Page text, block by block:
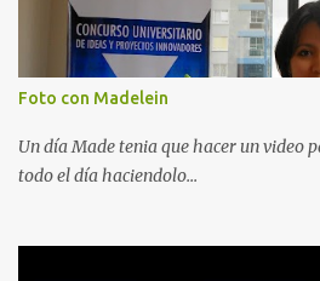
Foto con Madelein
Un día Made tenia que hacer un video
todo el día haciendolo...